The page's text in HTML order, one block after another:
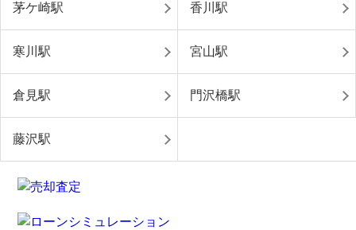
茅ケ崎駅 香川駅
寒川駅 宮山駅
倉見駅 門沢橋駅
藤沢駅